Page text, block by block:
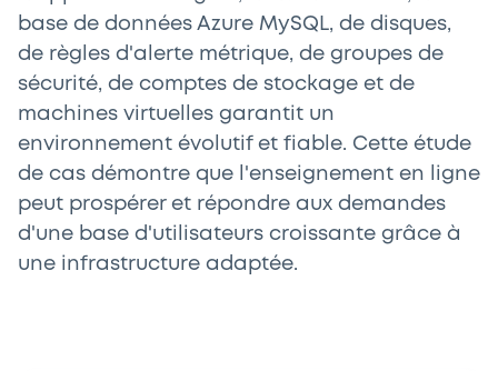
base de données Azure MySQL, de disques,
de règles d'alerte métrique, de groupes de
sécurité, de comptes de stockage et de
machines virtuelles garantit un
environnement évolutif et fiable. Cette étude
de cas démontre que l'enseignement en ligne
peut prospérer et répondre aux demandes
d'une base d'utilisateurs croissante grâce à
une infrastructure adaptée.